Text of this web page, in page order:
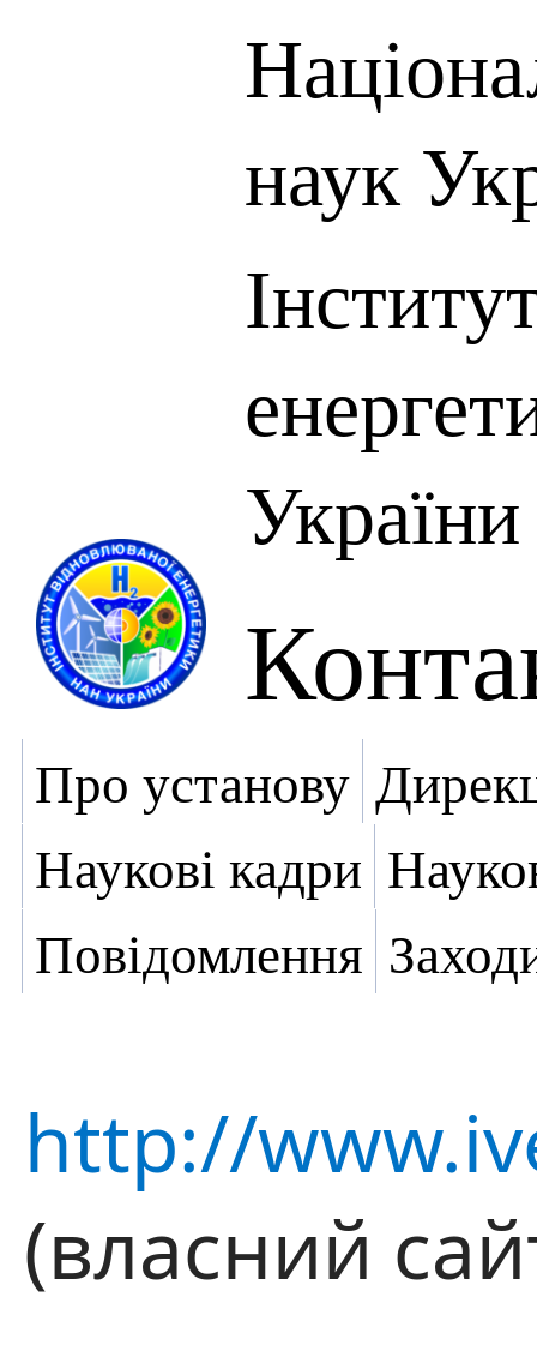
наук
України
Про установу
Наукові кадри
Повідомлення
http://
(власний